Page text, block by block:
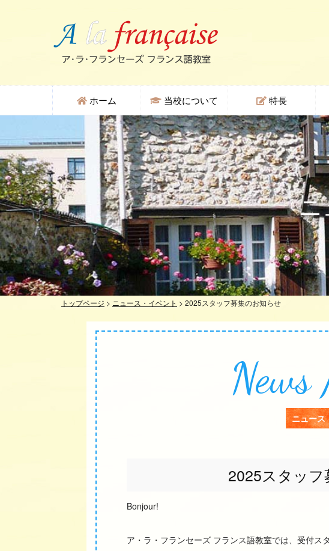
ホーム 当校について 特長
ニ
トップページ > ニュース・イベント > 2025スタッフ募集のお知らせ
News
ニュース
2025スタッ
Bonjour!
ア・ラ・フランセーズ フランス語教室では、受付ス